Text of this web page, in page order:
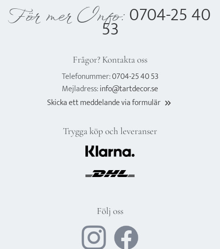
För mer Info: 0704-25 40
53
Frågor? Kontakta oss
Telefonummer:0704-25 40 53
Mejladress:info@tartdecor.se
Skicka ett meddelande via formulär keyboard_double_arrow_right
Trygga köp och leveranser
Följ oss